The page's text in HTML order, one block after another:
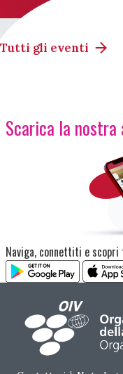
Tutti gli eventi
Scarica la nostra
Immagine
Naviga, connettiti e